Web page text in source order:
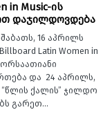
in Music-ის
დაჯილდოვდება
16 აპრილს
Latin Women in
და 24 აპრილს,
“წლის ქალის” ჯილდო
გარეთ…